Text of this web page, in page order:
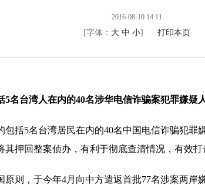
2016-08-10 14:11
[字体： 大 中 小] 打印本页
名台湾人在内的40名涉华电信诈骗案犯罪嫌疑
5名台湾居民在内的40名中国电信诈骗犯罪
押回整案侦办，有利于彻底查清情况，有效打
，于今年4月向中方遣返首批77名涉案两岸